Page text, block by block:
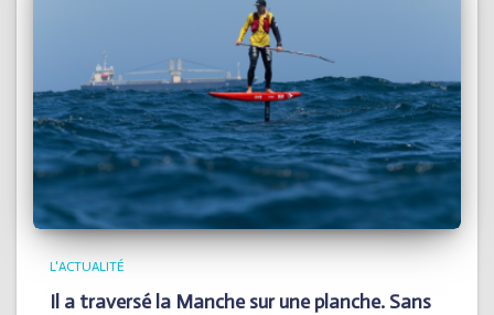
L'ACTUALITÉ
Il a traversé la Manche sur une planche. Sans